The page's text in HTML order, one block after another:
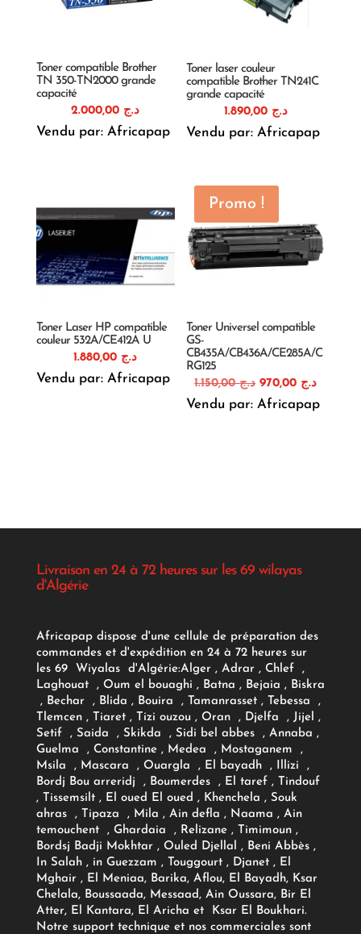
Toner compatible Brother
TN 350-TN2000 grande
capacité
د.ج
Vendu par: Africapap
Toner laser couleur
compatible Brother TN241C
grande capacité
د.ج 1.890,00
Vendu par: Africapap
Toner Laser HP compatible
couleur 532A/CE412A U
د.ج
Vendu par: Africapap
Promo !
Toner Universel compatible
GS-
CB435A/CB436A/CE285A/C
RG125
د.ج1.150,00
Le
prix
د.جLe
prix
Vendu par: Africapap
Livraison en 24 à 72 heures sur les 69 wilayas
d'Algérie
Africapap dispose d'une cellule de préparation des
commandes et d'expédition en 24 à 72 heures sur
les 69 Wiyalas d'Algérie:Alger , Adrar, Chlef ,
Laghouat , Oum el bouaghi , Batna , Bejaia , Biskra
, Bechar , Blida , Bouira , Tamanrasset , Tebessa ,
Tlemcen , Tiaret , Tizi ouzou , Oran , Djelfa , Jijel ,
Setif , Saida , Skikda , Sidi bel abbes , Annaba ,
Guelma , Constantine , Medea , Mostaganem ,
Msila , Mascara , Ouargla , El bayadh , Illizi ,
Bordj Bou arreridj , Boumerdes , El taref , Tindouf
, Tissemsilt , El oued El oued , Khenchela , Souk
ahras , Tipaza , Mila , Ain defla , Naama , Ain
temouchent , Ghardaia , Relizane , Timimoun ,
Bordsj Badji Mokhtar , Ouled Djellal , Beni Abbès ,
In Salah , in Guezzam , Touggourt , Djanet , El
Mghair , El Meniaa, Barika, Aflou, El Bayadh, Ksar
Chelala, Boussaada, Messaad, Ain Oussara, Bir El
Atter, El Kantara, El Aricha et Ksar El Boukhari.
Notre support technique et nos commerciales sont